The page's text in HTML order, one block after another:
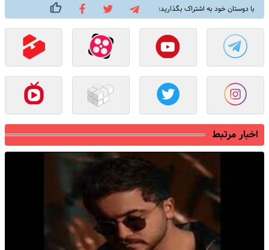
با دوستان خود به اشتراک بگذارید:
اخبار مرتبط